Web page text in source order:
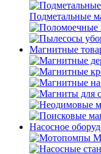
Подметальные
Магнитные
Насосное